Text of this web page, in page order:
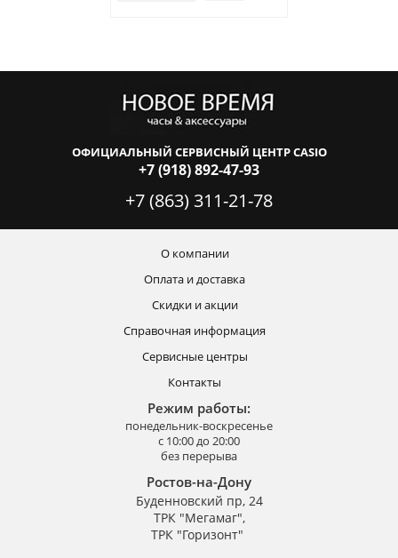
ОФИЦИАЛЬНЫЙ СЕРВИСНЫЙ ЦЕНТР CASIO
+7 (918) 892-47-93
+7 (863) 311-21-78
О компании
Оплата и доставка
Скидки и акции
Справочная информация
Сервисные центры
Контакты
Режим работы:
понедельник-воскресенье
с 10:00 до 20:00
без перерыва
Ростов-на-Дону
Буденновский пр, 24
ТРК "Мегамаг",
ТРК "Горизонт"